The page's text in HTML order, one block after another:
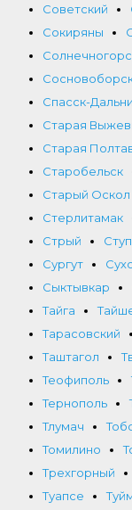
Советский
Сокиряны
Спасск-
Старая
Старая
Старобельск
Старый Оскол
Стерлитамак
Стрый
Сургут
Сыктывкар
Тайга
Тарасовский
Таштагол
Теофиполь
Тернополь
Тлумач
Томилино
Трехгорный
Туапсе